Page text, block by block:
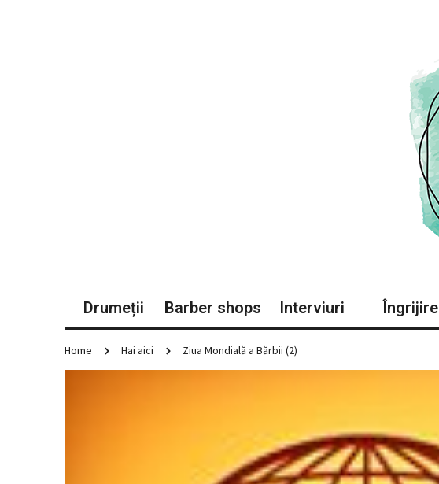
Drumeții Barber shops Interviuri Îngrijire
Home Hai aici Ziua Mondială a Bărbii (2)